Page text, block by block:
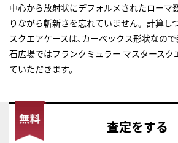
中心から放射状にデフォルメされたローマ
りながら斬新さを忘れていません。計算し
スクエアケースは､カーベックス形状なの
石広場ではフランクミュラー マスタースク
ていただきます。
査定をする